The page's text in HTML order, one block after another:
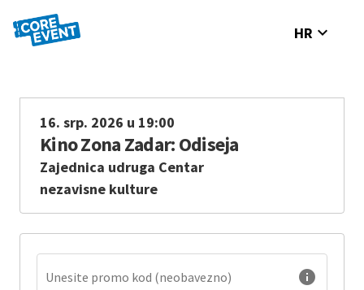
HR expand_more
16. srp. 2026 u 19:00
Kino Zona Zadar: Odiseja
Zajednica udruga Centar
nezavisne kulture
Unesite promo kod (neobavezno) info